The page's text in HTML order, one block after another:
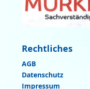
Rechtliches
AGB
Datenschutz
Impressum